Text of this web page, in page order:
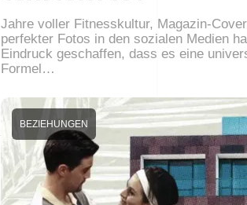
Jahre voller Fitnesskultur, Magazin-
perfekter Fotos in den sozialen Medien
Eindruck geschaffen, dass es eine
Formel…
BEZIEHUNGEN